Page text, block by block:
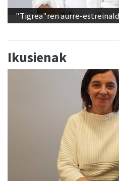
"Tigrea"ren aurre-
Ikusienak